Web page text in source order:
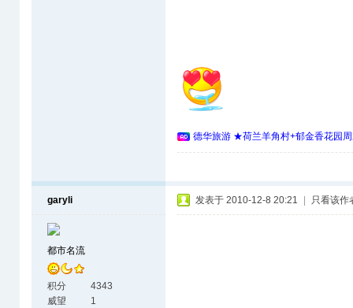
德华旅游 ★荷兰羊角村+郁金香花园
garyli
都市名流
积分
4343
威望
1
发表于 2010-12-8 20:21 只看该作